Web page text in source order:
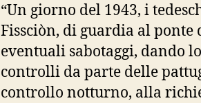
“Un giorno del 1943, i
Fissciòn, di guardia al
eventuali sabotaggi, dando
controlli da parte delle
controllo notturno, alla